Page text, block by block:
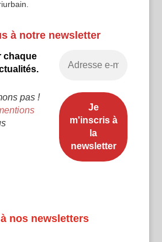
à notre newsletter
chaque
pas !
nos newsletters